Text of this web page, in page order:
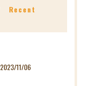
Recent
2023/11/06